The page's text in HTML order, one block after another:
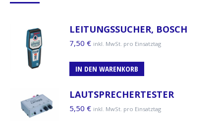
LEITUNGSSUCHER, BOSCH
7,50 € inkl. MwSt. pro Einsatztag
IN DEN WARENKORB
LAUTSPRECHERTESTER
5,50 € inkl. MwSt. pro Einsatztag